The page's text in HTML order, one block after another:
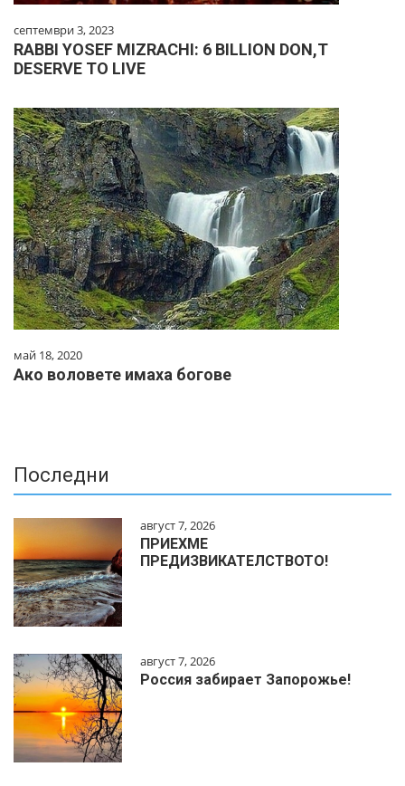
септември 3, 2023
RABBI YOSEF MIZRACHI: 6 BILLION DON,T
DESERVE TO LIVE
май 18, 2020
Ако воловете имаха богове
Последни
август 7, 2026
ПРИЕХМЕ
ПРЕДИЗВИКАТЕЛСТВОТО!
август 7, 2026
Россия забирает Запорожье!